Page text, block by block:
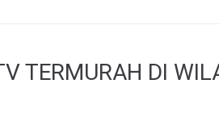
TERMURAH DI